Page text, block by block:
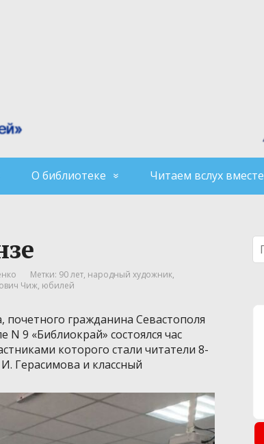
О библиотеке Читаем вслух вместе
Метки: 90 лет, народный художник,
Чиж, юбилей
гражданина Севастополя
9 «Библиокрай» состоялся час
которого стали читатели 8-
Герасимова и классный